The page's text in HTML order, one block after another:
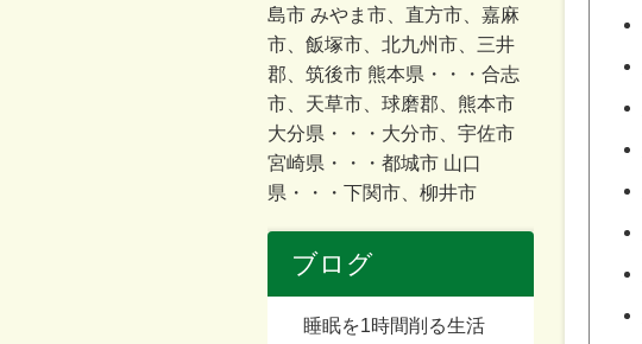
島市 みやま市、直方市、嘉麻
市、飯塚市、北九州市、三井
郡、筑後市 熊本県・・・合志
市、天草市、球磨郡、熊本市
大分県・・・大分市、宇佐市
宮崎県・・・都城市 山口
県・・・下関市、柳井市
ブログ
睡眠を1時間削る生活